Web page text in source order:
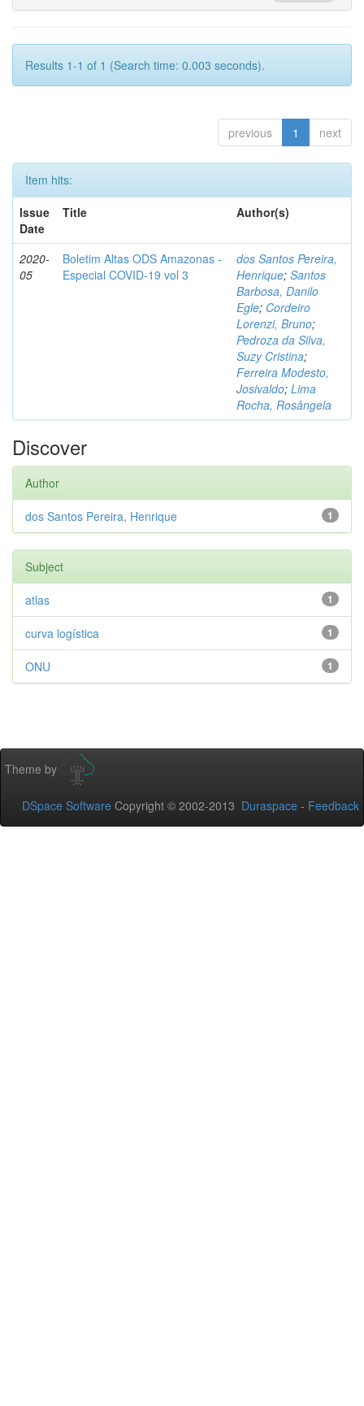
Results 1-1 of 1 (Search time: 0.003 seconds).
previous 1 next
Item hits:
Issue
Date
Title Author(s)
2020-
05
Boletim Altas ODS Amazonas -
Especial COVID-19 vol 3
dos Santos Pereira,
Henrique; Santos
Barbosa, Danilo
Egle; Cordeiro
Lorenzi, Bruno;
Pedroza da Silva,
Suzy Cristina;
Ferreira Modesto,
Josivaldo; Lima
Rocha, Rosângela
Discover
Author
1
dos Santos Pereira, Henrique
Subject
1
atlas
1
curva logística
1
ONU
Theme by
DSpace Software Copyright © 2002-2013 Duraspace - Feedback